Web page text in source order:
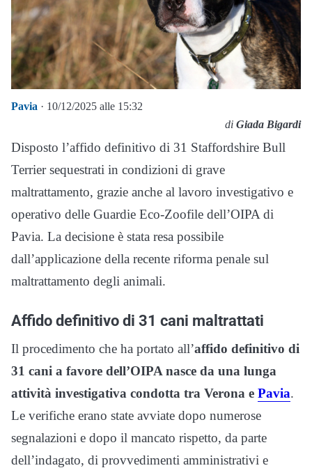
Pavia · 10/12/2025 alle 15:32
di Giada Bigardi
Disposto l’affido definitivo di 31 Staffordshire Bull
Terrier sequestrati in condizioni di grave
maltrattamento, grazie anche al lavoro investigativo e
operativo delle Guardie Eco-Zoofile dell’OIPA di
Pavia. La decisione è stata resa possibile
dall’applicazione della recente riforma penale sul
maltrattamento degli animali.
Affido definitivo di 31 cani maltrattati
Il procedimento che ha portato all’affido definitivo di
31 cani a favore dell’OIPA nasce da una lunga
attività investigativa condotta tra Verona e Pavia.
Le verifiche erano state avviate dopo numerose
segnalazioni e dopo il mancato rispetto, da parte
dell’indagato, di provvedimenti amministrativi e